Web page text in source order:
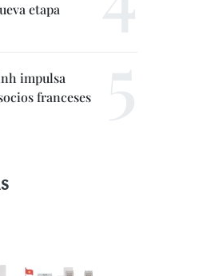
etapa
impulsa
franceses